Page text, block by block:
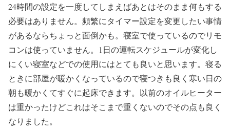
24時間の設定を一度してしまえばあとはそのまま何もする
必要はありません。頻繁にタイマー設定を変更したい事情
があるならちょっと面倒かも。寝室で使っているのでリモ
コンは使っていません。1日の運転スケジュールが変化し
にくい寝室などでの使用にはとても良いと思います。寝る
ときに部屋が暖かくなっているので寝つきも良く寒い日の
朝も暖かくてすぐに起床できます。以前のオイルヒーター
は重かったけどこれはそこまで重くないのでその点も良く
なりました。